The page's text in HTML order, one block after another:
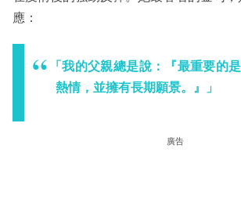
應：
「我的父親總是說：『最重要的
熱情，並擁有長期願景。』」
廣告